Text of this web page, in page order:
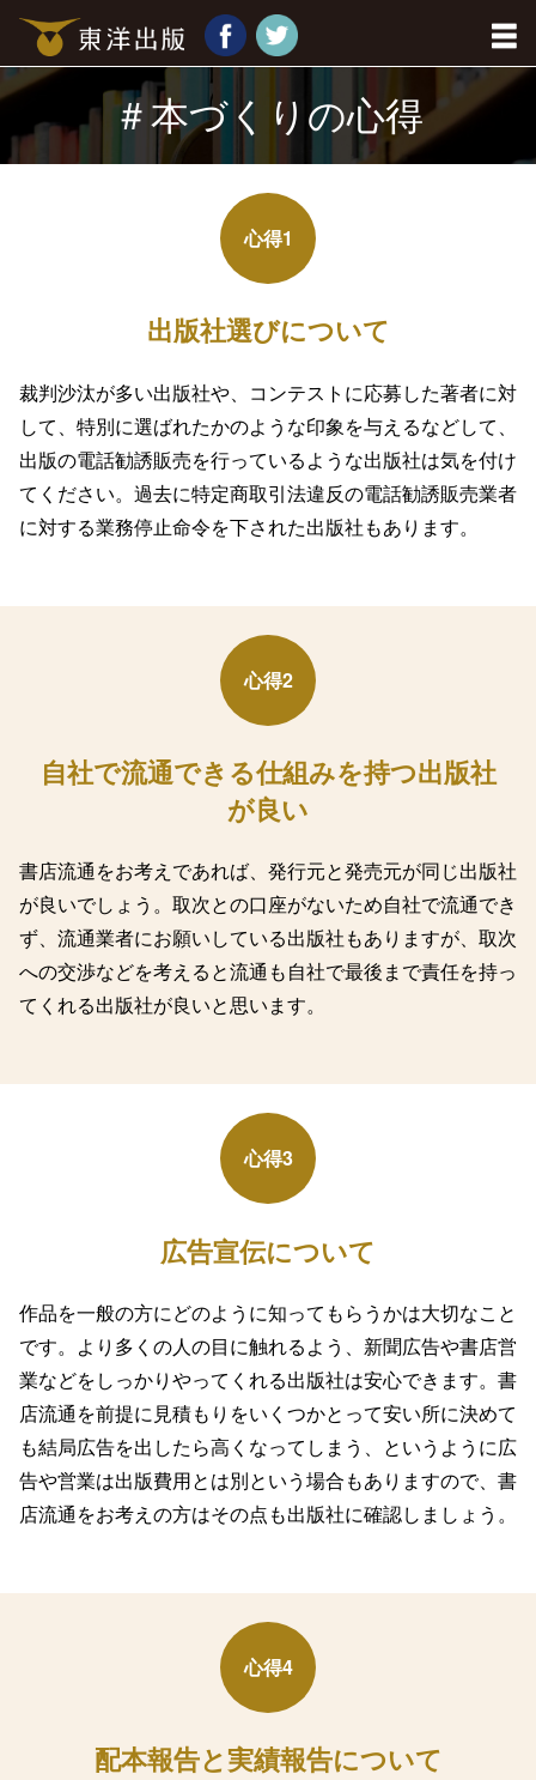
＃本づくりの心得
心得1
出版社選びについて
裁判沙汰が多い出版社や、コンテストに応募した著者に対
して、特別に選ばれたかのような印象を与えるなどして、
出版の電話勧誘販売を行っているような出版社は気を付け
てください。過去に特定商取引法違反の電話勧誘販売業者
に対する業務停止命令を下された出版社もあります。
心得2
自社で流通できる仕組みを持つ出版社
が良い
書店流通をお考えであれば、発行元と発売元が同じ出版社
が良いでしょう。取次との口座がないため自社で流通でき
ず、流通業者にお願いしている出版社もありますが、取次
への交渉などを考えると流通も自社で最後まで責任を持っ
てくれる出版社が良いと思います。
心得3
広告宣伝について
作品を一般の方にどのように知ってもらうかは大切なこと
です。より多くの人の目に触れるよう、新聞広告や書店営
業などをしっかりやってくれる出版社は安心できます。書
店流通を前提に見積もりをいくつかとって安い所に決めて
も結局広告を出したら高くなってしまう、というように広
告や営業は出版費用とは別という場合もありますので、書
店流通をお考えの方はその点も出版社に確認しましょう。
心得4
配本報告と実績報告について